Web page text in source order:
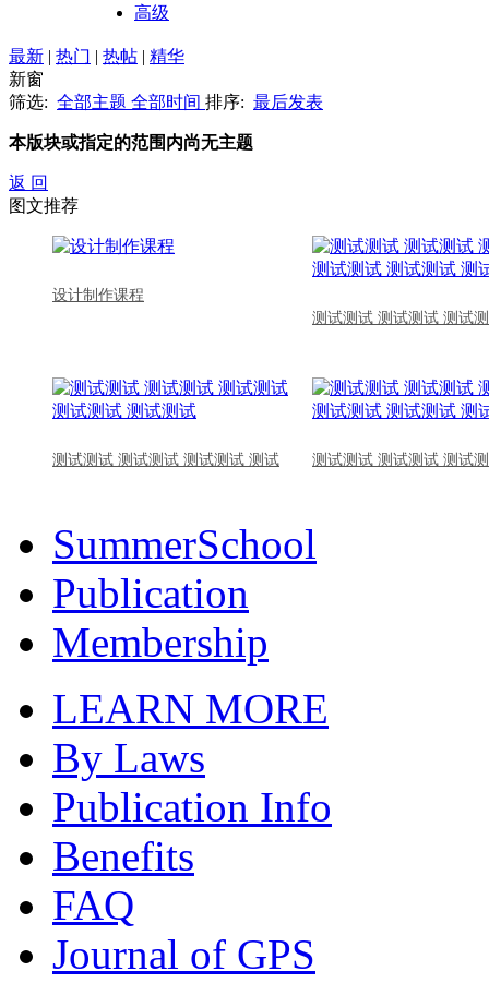
高级
最新 | 热门 | 热帖 | 精华
新窗
筛选: 全部主题 全部时间 排序: 最后发表
本版块或指定的范围内尚无主题
返 回
图文推荐
设计制作课程
测试测试 测试测试 测试
测试测试 测试测试 测试测试 测试 测试测试 测试测试 测试
SummerSchool
Publication
Membership
LEARN MORE
By Laws
Publication Info
Benefits
FAQ
Journal of GPS